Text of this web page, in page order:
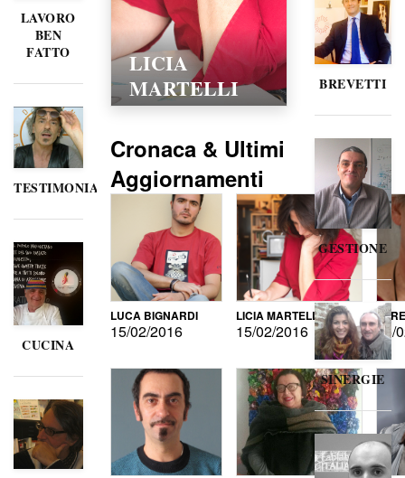
LAVORO
BEN
FATTO
TESTIMONIANZE
CUCINA
LICIA
MARTELLI
Cronaca & Ultimi
Aggiornamenti
LUCA BIGNARDI
15/02/2016
LICIA MARTELLI
15/02/2016 15/
BREVETTI
GESTIONE
SINERGIE